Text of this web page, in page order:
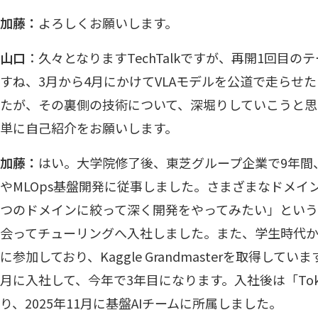
加藤： よろしくお願いします。
山口 ：久々となりますTechTalkですが、再開1回目の
すね、3月から4月にかけてVLAモデルを公道で走らせ
たが、その裏側の技術について、深堀りしていこうと
単に自己紹介をお願いします。
加藤： はい。大学院修了後、東芝グループ企業で9年
やMLOps基盤開発に従事しました。さまざまなドメイ
つのドメインに絞って深く開発をやってみたい」とい
会ってチューリングへ入社しました。また、学生時代
に参加しており、Kaggle Grandmasterを取得していま
月に入社して、今年で3年目になります。入社後は「
り、2025年11月に基盤AIチームに所属しました。